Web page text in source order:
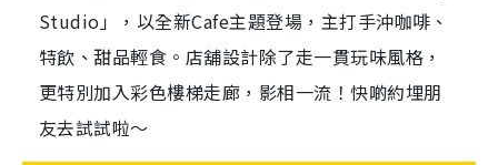
Studio」，以全新Cafe主題登場，主打手沖咖啡、
特飲、甜品輕食。店舖設計除了走一貫玩味風格，
更特別加入彩色樓梯走廊，影相一流！快啲約埋朋
友去試試啦～